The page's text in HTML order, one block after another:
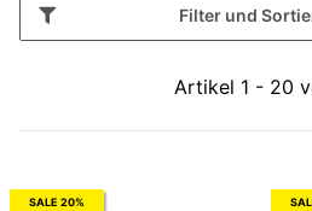
Filter und
Artikel 1 - 20
SALE 20%